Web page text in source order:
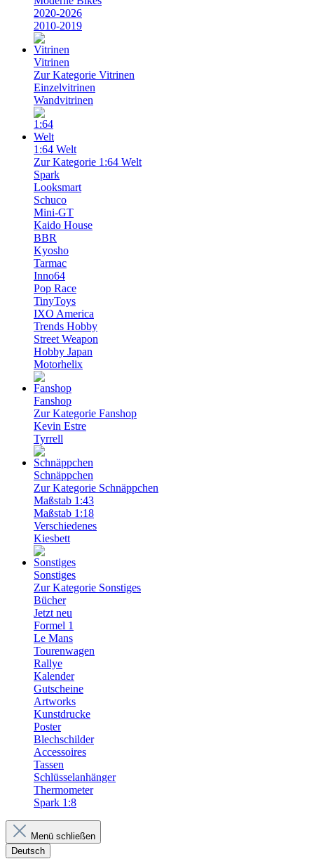
2020-2026
2010-2019
Vitrinen
Zur Kategorie Vitrinen
Einzelvitrinen
Wandvitrinen
1:64 Welt
Zur Kategorie 1:64 Welt
Spark
Looksmart
Schuco
Mini-GT
Kaido House
BBR
Kyosho
Tarmac
Inno64
Pop Race
TinyToys
IXO America
Trends Hobby
Street Weapon
Hobby Japan
Motorhelix
Fanshop
Zur Kategorie Fanshop
Kevin Estre
Tyrrell
Schnäppchen
Zur Kategorie Schnäppchen
Maßstab 1:43
Maßstab 1:18
Verschiedenes
Kiesbett
Sonstiges
Zur Kategorie Sonstiges
Bücher
Jetzt neu
Formel 1
Le Mans
Tourenwagen
Rallye
Kalender
Gutscheine
Artworks
Kunstdrucke
Poster
Blechschilder
Accessoires
Tassen
Schlüsselanhänger
Thermometer
Spark 1:8
Menü schließen
Deutsch